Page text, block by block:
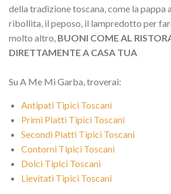
della tradizione toscana, come la pappa
ribollita, il peposo, il lampredotto per
molto altro, BUONI COME AL
DIRETTAMENTE A CASA TUA
Su A Me Mi Garba, troverai:
Antipati Tipici Toscani
Primi Piatti Tipici Toscani
Secondi Piatti Tipici Toscani
Contorni Tipici Toscani
Dolci Tipici Toscani
Lievitati Tipici Toscani